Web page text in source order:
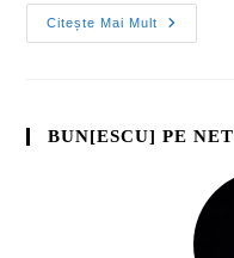
Citește Mai Mult
BUN[ESCU] PE NET